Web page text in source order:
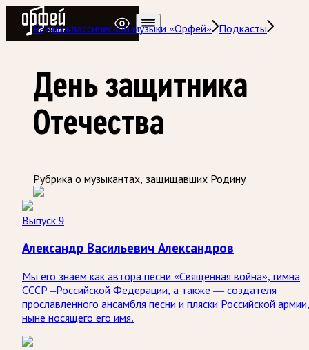
Радио Орфей
Радио классической музыки «Орфей»
Подкасты
День защитника
Отечества
Рубрика о музыкантах, защищавших Родину
Выпуск 9
Александр Васильевич Александров
Мы его знаем как автора песни «Священная война», гимна
СССР –Российской Федерации, а также — создателя
прославленного ансамбля песни и пляски Российской армии,
ныне носящего его имя.